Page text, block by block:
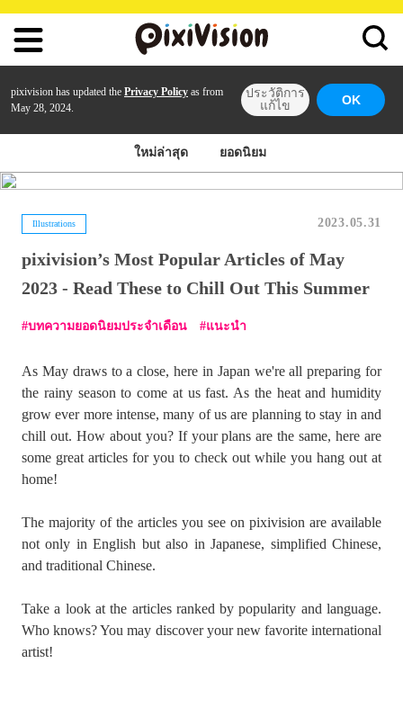
pixivision has updated the Privacy Policy as from
May 28, 2024.
ประวัติการ
แก้ไข
OK
ใหม่ล่าสุด ยอดนิยม
Illustrations 2023.05.31
pixivision’s Most Popular Articles of May
2023 - Read These to Chill Out This Summer
บทความยอดนิยมประจำเดือน แนะนำ
As May draws to a close, here in Japan we're all preparing for
the rainy season to come at us fast. As the heat and humidity
grow ever more intense, many of us are planning to stay in and
chill out. How about you? If your plans are the same, here are
some great articles for you to check out while you hang out at
home!
The majority of the articles you see on pixivision are available
not only in English but also in Japanese, simplified Chinese,
and traditional Chinese.
Take a look at the articles ranked by popularity and language.
Who knows? You may discover your new favorite international
artist!